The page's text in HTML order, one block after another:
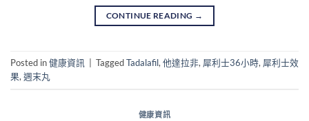
CONTINUE READING →
Posted in健康資訊 TaggedTadalafil, 他達拉非, 犀利士36小時, 犀利士效
果, 週末丸
健康資訊